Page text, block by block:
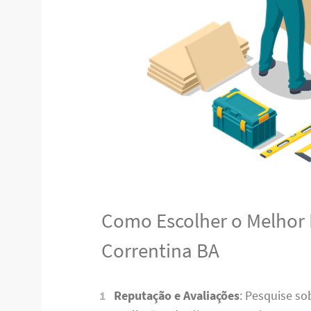
Como Escolher o
Correntina BA
Reputação e Avaliações: Pesquise